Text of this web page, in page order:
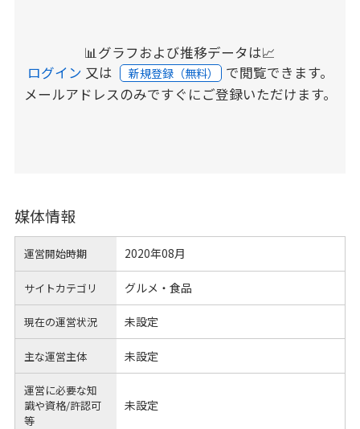
📊グラフおよび推移データは📈
ログイン 又は 新規登録（無料） で閲覧できます。
メールアドレスのみですぐにご登録いただけます。
媒体情報
運営開始時期 2020年08月
サイトカテゴリ グルメ・食品
現在の運営状況 未設定
主な運営主体 未設定
運営に必要な知
識や資格/許認可
等
未設定